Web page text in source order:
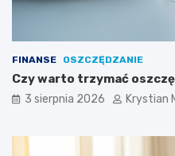
FINANSE OSZCZĘDZANIE
Czy warto trzymać
3 sierpnia 2026 Krystian